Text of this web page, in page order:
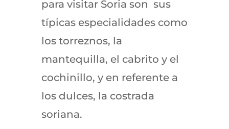
para visitar Soria son sus
típicas especialidades como
los torreznos, la
mantequilla, el cabrito y el
cochinillo, y en referente a
los dulces, la costrada
soriana.